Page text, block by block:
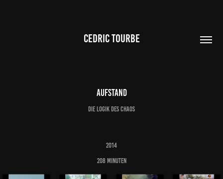
CEDRIC TOURBE
Aufstand
Die Logik des Chaos
2014
208 minuten